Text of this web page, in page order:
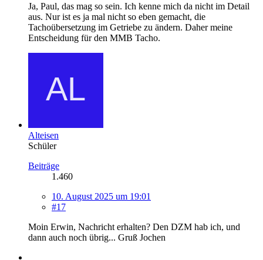
Ja, Paul, das mag so sein. Ich kenne mich da nicht im Detail
aus. Nur ist es ja mal nicht so eben gemacht, die
Tachoübersetzung im Getriebe zu ändern. Daher meine
Entscheidung für den MMB Tacho.
Alteisen
Schüler
Beiträge
1.460
10. August 2025 um 19:01
#17
Moin Erwin, Nachricht erhalten? Den DZM hab ich, und
dann auch noch übrig... Gruß Jochen